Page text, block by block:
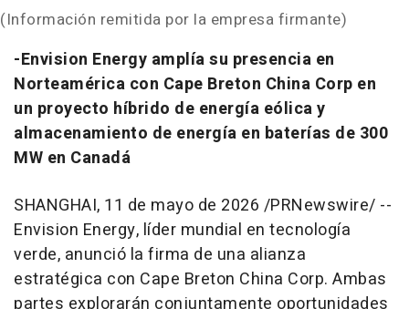
(Información remitida por la empresa firmante)
-Envision Energy amplía su presencia en
Norteamérica con Cape Breton China Corp en
un proyecto híbrido de energía eólica y
almacenamiento de energía en baterías de 300
MW en Canadá
SHANGHAI, 11 de mayo de 2026 /PRNewswire/ --
Envision Energy, líder mundial en tecnología
verde, anunció la firma de una alianza
estratégica con Cape Breton China Corp. Ambas
partes explorarán conjuntamente oportunidades